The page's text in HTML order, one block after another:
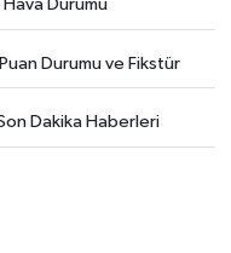
Hava Durumu
Puan Durumu ve Fikstür
Dakika Haberleri